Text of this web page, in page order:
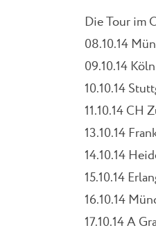
Die Tour im
08.10.14
09.10.14
10.10.14
11.10.14 CH
13.10.14
14.10.14
15.10.14
16.10.14
17.10.14 A